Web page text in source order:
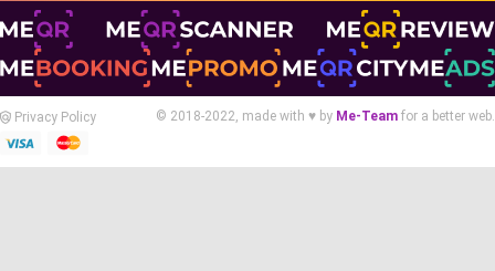
Privacy Policy © 2018-2022, made with ♥ by Me-Team for a better web.